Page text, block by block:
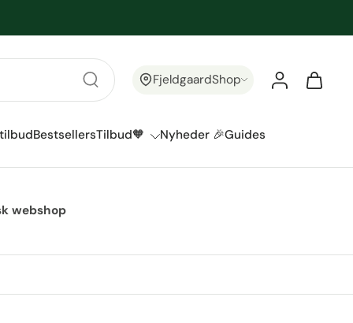
FjeldgaardShop
BestsellersTilbud🧡 Nyheder 🎉Guides
webshop